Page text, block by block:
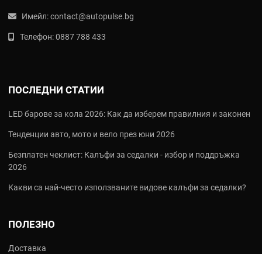
Имейл:contact@autopulse.bg
Телефон:0887 788 433
ПОСЛЕДНИ СТАТИИ
LED барове за кола 2026: Как да изберем правилния и законен
Тенденции авто, мото и вело през юни 2026
Безплатен чеклист: Калъфи за седалки - избор и поддръжка
2026
Какви са най‑често използваните видове калъфи за седалки?
ПОЛЕЗНО
Доставка